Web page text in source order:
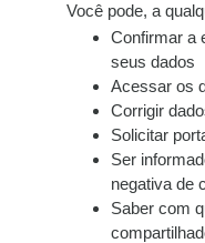
Você pode, a
Confirmar a
seus dados
Acessar os
Corrigir
Solicitar
Ser
negativa de
Saber com